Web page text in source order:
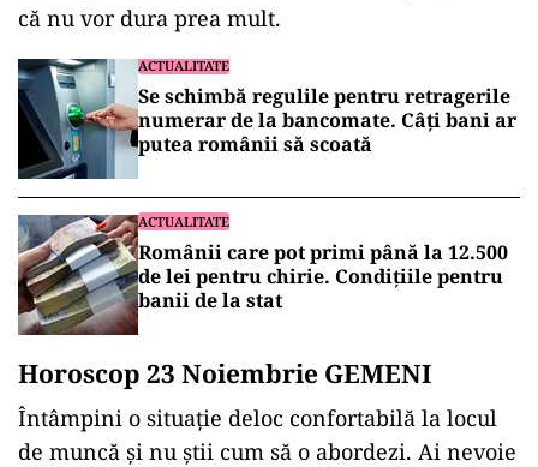
că nu vor dura prea mult.
ACTUALITATE
Se schimbă regulile pentru retragerile
numerar de la bancomate. Câți bani ar
putea românii să scoată
ACTUALITATE
Românii care pot primi până la 12.500
de lei pentru chirie. Condițiile pentru
banii de la stat
Horoscop 23 Noiembrie GEMENI
Întâmpini o situație deloc confortabilă la locul
de muncă și nu știi cum să o abordezi. Ai nevoie